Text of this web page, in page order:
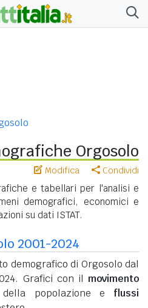
Orgosolo
Modifica Condividi
e tabellari per l'analisi e
demografici, economici e
su dati ISTAT.
2001-2024
demografico di Orgosolo dal
Grafici con il movimento
della popolazione e flussi